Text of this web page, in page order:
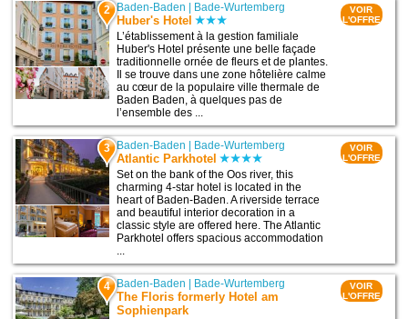
2 Baden-Baden Bade-Wurtemberg
Huber's Hotel
L’établissement à la gestion familiale
Huber's Hotel présente une belle façade
traditionnelle ornée de fleurs et de plantes.
Il se trouve dans une zone hôtelière calme
au cœur de la populaire ville thermale de
Baden Baden, à quelques pas de
l’ensemble des ...
VOIR
L'OFFRE
3 Baden-Baden Bade-Wurtemberg
Atlantic Parkhotel
Set on the bank of the Oos river, this
charming 4-star hotel is located in the
heart of Baden-Baden. A riverside terrace
and beautiful interior decoration in a
classic style are offered here. The Atlantic
Parkhotel offers spacious accommodation
...
VOIR
L'OFFRE
4 Baden-Baden Bade-Wurtemberg
The Floris formerly Hotel am
Sophienpark
VOIR
L'OFFRE